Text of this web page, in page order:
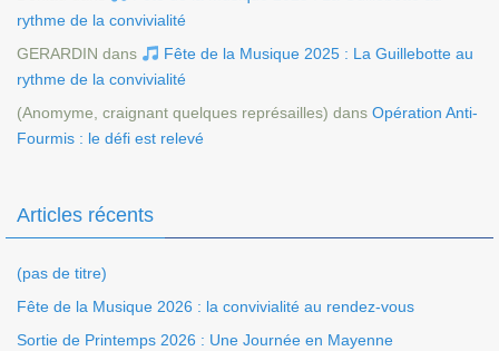
rythme de la convivialité
GERARDIN dans
Fête de la Musique 2025 : La Guillebotte au
rythme de la convivialité
(Anomyme, craignant quelques représailles) dans Opération Anti-
Fourmis : le défi est relevé
Articles récents
(pas de titre)
Fête de la Musique 2026 : la convivialité au rendez-vous
Sortie de Printemps 2026 : Une Journée en Mayenne